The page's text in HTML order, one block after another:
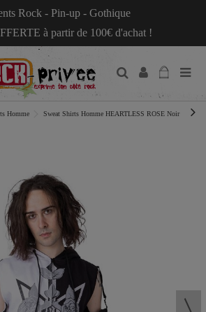
Rock - Pin-up - Gothique
à partir de 100€ d'achat !
Homme Sweat Shirts Homme HEARTLESS ROSE Noir